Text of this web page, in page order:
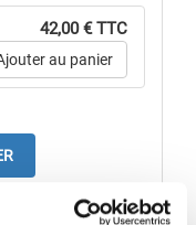
42,00 € TTC
au panier